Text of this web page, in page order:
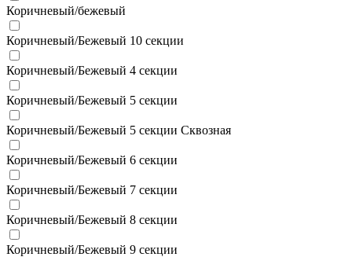
Коричневый/бежевый
Коричневый/Бежевый 10 секции
Коричневый/Бежевый 4 секции
Коричневый/Бежевый 5 секции
Коричневый/Бежевый 5 секции Сквозная
Коричневый/Бежевый 6 секции
Коричневый/Бежевый 7 секции
Коричневый/Бежевый 8 секции
Коричневый/Бежевый 9 секции